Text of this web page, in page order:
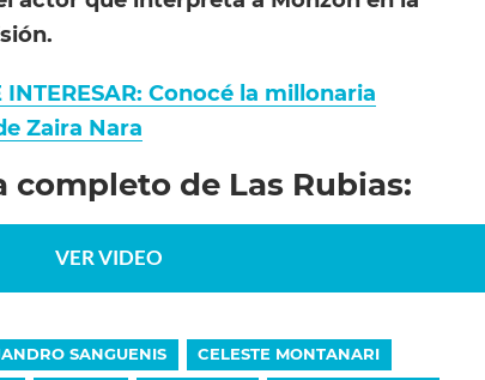
INTERESAR: Conocé la millonaria
Zaira Nara
completo de Las Rubias:
VER VIDEO
SANGUENIS
CELESTE MONTANARI